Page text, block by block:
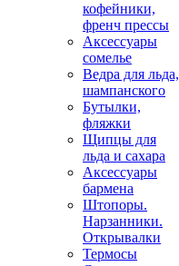
кофейники,
френч прессы
Аксессуары
сомелье
Ведра для льда,
шампанского
Бутылки,
фляжки
Щипцы для
льда и сахара
Аксессуары
бармена
Штопоры.
Нарзанники.
Открывалки
Термосы